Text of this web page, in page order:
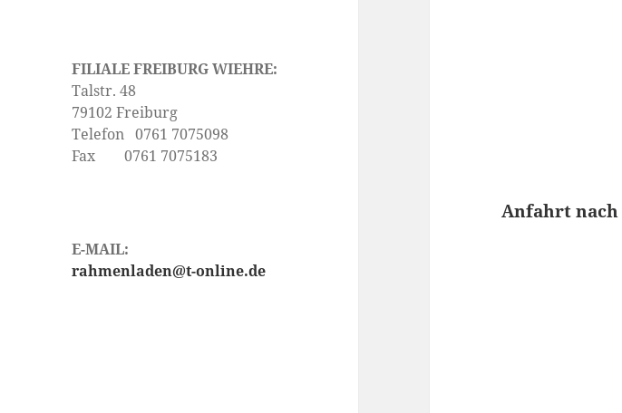
FILIALE FREIBURG WIEHRE:
Talstr. 48
79102 Freiburg
Telefon 0761 7075098
Fax 0761 7075183
E-MAIL:
rahmenladen@t-online.de
Anfahrt